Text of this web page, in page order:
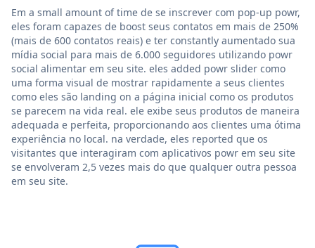
Em a small amount of time de se inscrever com pop-up powr,
eles foram capazes de boost seus contatos em mais de 250%
(mais de 600 contatos reais) e ter constantly aumentado sua
mídia social para mais de 6.000 seguidores utilizando powr
social alimentar em seu site. eles added powr slider como
uma forma visual de mostrar rapidamente a seus clientes
como eles são landing on a página inicial como os produtos
se parecem na vida real. ele exibe seus produtos de maneira
adequada e perfeita, proporcionando aos clientes uma ótima
experiência no local. na verdade, eles reported que os
visitantes que interagiram com aplicativos powr em seu site
se envolveram 2,5 vezes mais do que qualquer outra pessoa
em seu site.